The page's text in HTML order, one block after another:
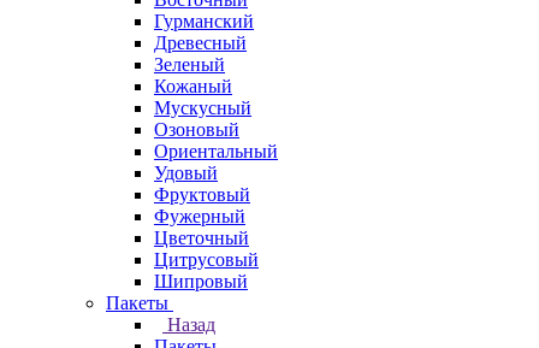
Гурманский
Древесный
Зеленый
Кожаный
Мускусный
Озоновый
Ориентальный
Удовый
Фруктовый
Фужерный
Цветочный
Цитрусовый
Шипровый
Пакеты
Назад